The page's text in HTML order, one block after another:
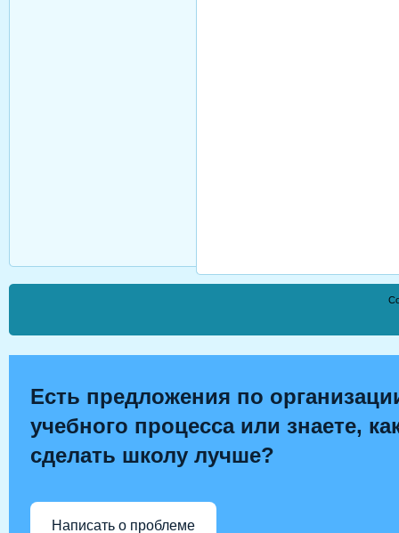
Есть предложения по
учебного процесса или знаете,
сделать школу лучше?
Написать о проблеме